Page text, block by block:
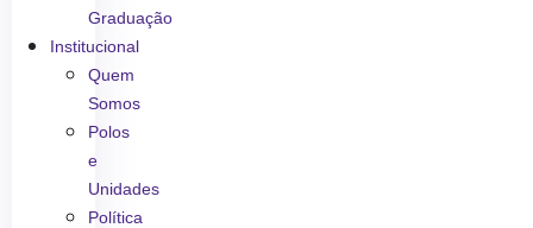
Graduação
Institucional
Quem
Somos
Polos
e
Unidades
Política